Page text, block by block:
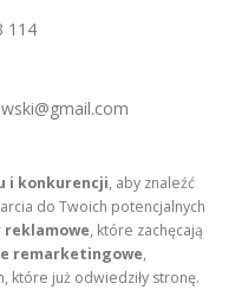
114
i konkurencji, aby znaleźć
do Twoich potencjalnych
, które zachęcają
remarketingowe,
które już odwiedziły stronę.